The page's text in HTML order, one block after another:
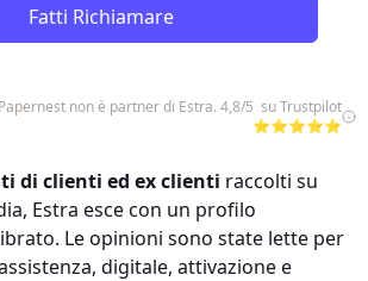
Fatti Richiamare
non è partner di Estra. 4,8/5 su Trustpilot
⭐⭐⭐⭐⭐
di clienti ed ex clienti raccolti su
Estra esce con un profilo
Le opinioni sono state lette per
digitale, attivazione e